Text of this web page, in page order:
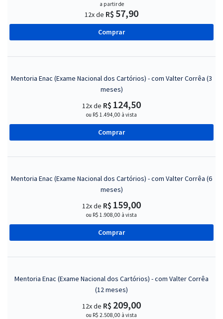
a partir de
12x de R$ 57,90
Comprar
Mentoria Enac (Exame Nacional dos Cartórios) - com Valter Corrêa (3
meses)
12x de R$ 124,50
ou R$ 1.494,00 à vista
Comprar
Mentoria Enac (Exame Nacional dos Cartórios) - com Valter Corrêa (6
meses)
12x de R$ 159,00
ou R$ 1.908,00 à vista
Comprar
Mentoria Enac (Exame Nacional dos Cartórios) - com Valter Corrêa
(12 meses)
12x de R$ 209,00
ou R$ 2.508,00 à vista